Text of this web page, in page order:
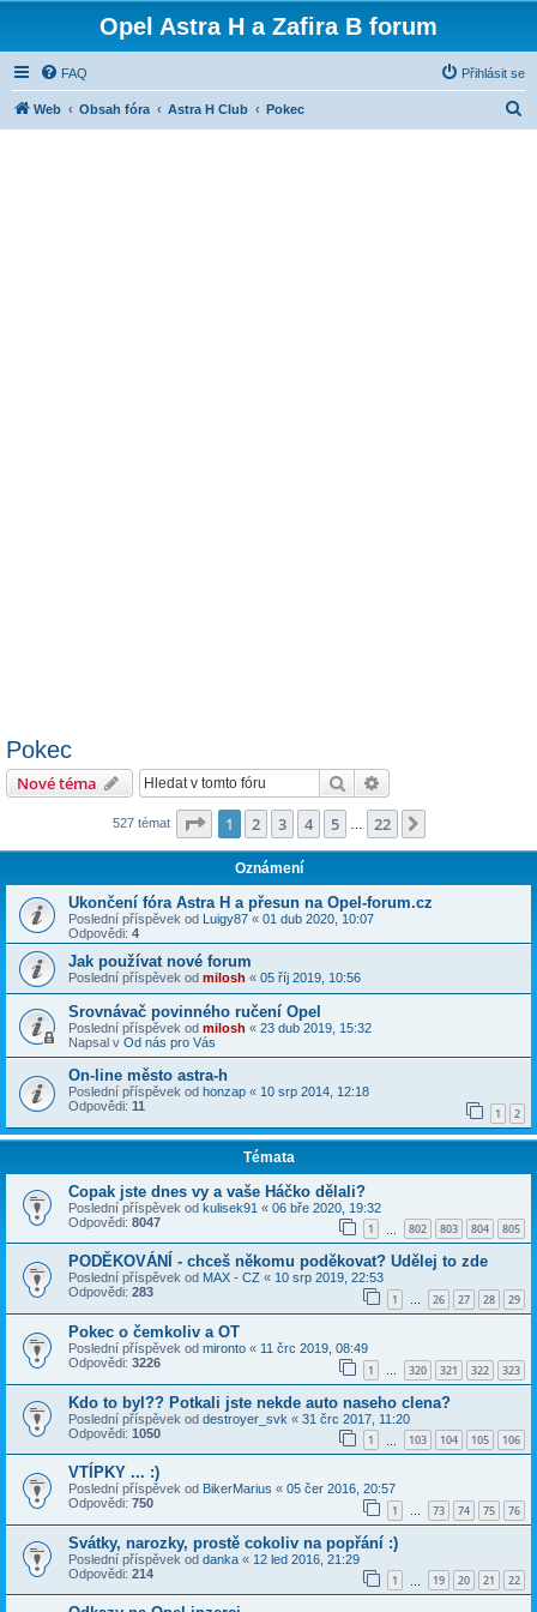
Opel Astra H a Zafira B forum
FAQ Přihlásit se
Web Obsah fóra Astra H Club Pokec
Pokec
Nové téma Hledat
527 témat Stránka z 22
1 2 3 4 5 22
Oznámení
Ukončení fóra Astra H a přesun na Opel-forum.cz
Poslední příspěvek od Luigy87 « 01 dub 2020, 10:07
Odpovědi: 4
Jak používat nové forum
Poslední příspěvek od milosh « 05 říj 2019, 10:56
Srovnávač povinného ručení Opel
Poslední příspěvek od milosh « 23 dub 2019, 15:32
Napsal v Od nás pro Vás
On-line město astra-h
Poslední příspěvek od honzap « 10 srp 2014, 12:18
Odpovědi: 11 1 2
Témata
Copak jste dnes vy a vaše Háčko dělali?
Poslední příspěvek od kulisek91 « 06 bře 2020, 19:32
Odpovědi: 8047 1 802 803 804 805
PODĚKOVÁNÍ - chceš někomu poděkovat? Udělej to zde
Poslední příspěvek od MAX - CZ « 10 srp 2019, 22:53
Odpovědi: 283 1 … 26 27 28 29
Pokec o čemkoliv a OT
Poslední příspěvek od mironto « 11 črc 2019, 08:49
Odpovědi: 3226 1 … 320 321 322 323
Kdo to byl?? Potkali jste nekde auto naseho clena?
Poslední příspěvek od destroyer_svk « 31 črc 2017, 11:20
Odpovědi: 1050 1 103 104 105 106
VTÍPKY ... :)
Poslední příspěvek od BikerMarius « 05 čer 2016, 20:57
Odpovědi: 750 1 … 73 74 75 76
Svátky, narozky, prostě cokoliv na popřání :)
Poslední příspěvek od danka « 12 led 2016, 21:29
Odpovědi: 214 1 19 20 21 22